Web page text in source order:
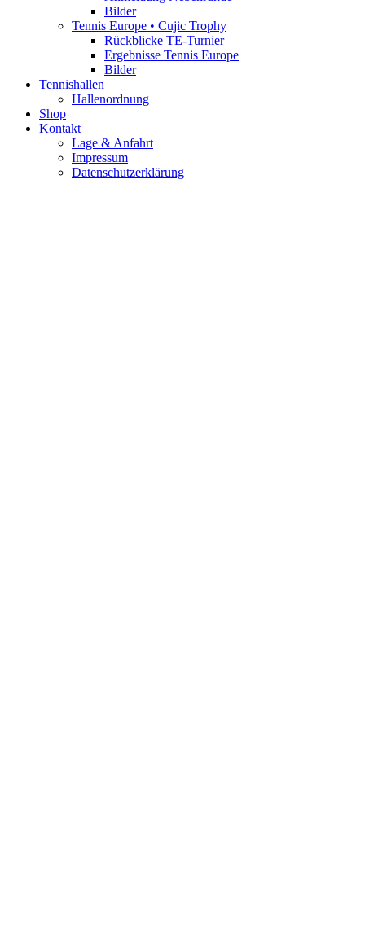
Bilder
Tennis Europe • Cujic Trophy
Rückblicke TE-Turnier
Ergebnisse Tennis Europe
Bilder
Tennishallen
Hallenordnung
Shop
Kontakt
Lage & Anfahrt
Impressum
Datenschutzerklärung